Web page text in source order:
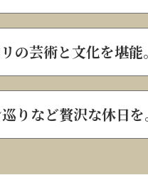
の芸術と文化を堪能。
りなど贅沢な休日を